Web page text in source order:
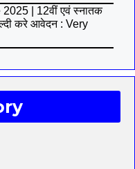
| 12वीं एवं स्नातक
करे आवेदन : Very